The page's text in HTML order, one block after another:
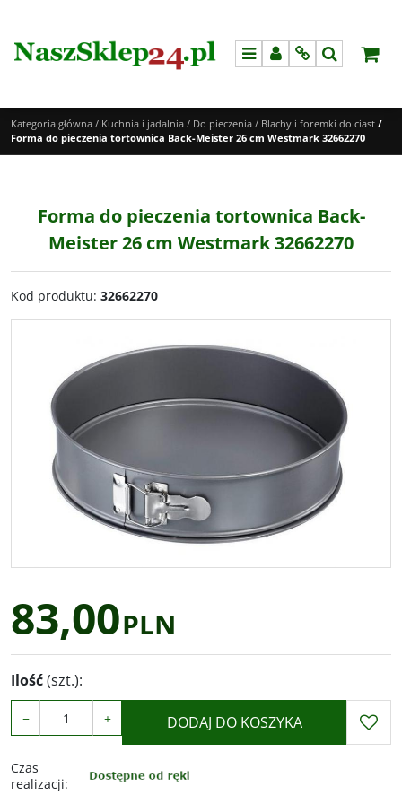
MenuPanelInfoSzukaj
Kategoria główna / Kuchnia i jadalnia / Do pieczenia / Blachy i foremki do ciast /
Forma do pieczenia tortownica Back-Meister 26 cm Westmark 32662270
Forma do pieczenia tortownica Back-
Meister 26 cm Westmark 32662270
Kod produktu: 32662270
83,00PLN
Ilość(szt.):
− + DODAJ DO KOSZYKA
Czas
realizacji: